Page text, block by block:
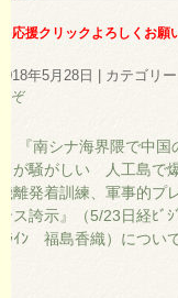
を応援クリックよろしくお願
年5月28日 カテゴリ
ぞ
『南シナ海界隈で中国
が騒がしい 人工島で
離発着訓練、軍事的プ
ス誇示』（5/23日経ﾋﾞｼ
ﾗｲﾝ 福島香織）につい